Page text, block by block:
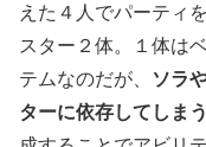
えた４人でパーティ
スター２体。１体は
テムなのだが、
ソラ
ターに依存してしま